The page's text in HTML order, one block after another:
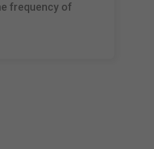
frequency of